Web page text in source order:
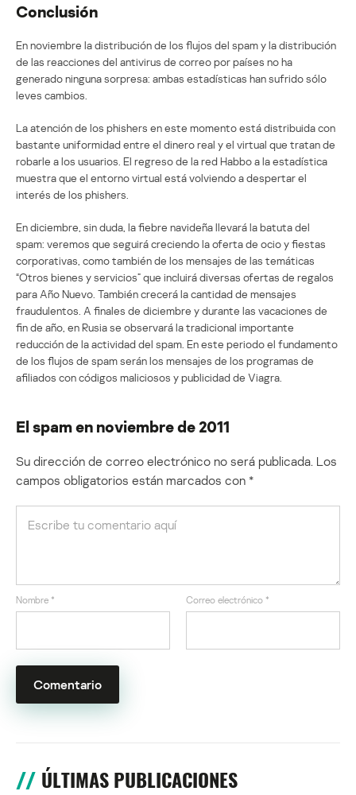
Conclusión
En noviembre la distribución de los flujos del spam y la distribución
de las reacciones del antivirus de correo por países no ha
generado ninguna sorpresa: ambas estadísticas han sufrido sólo
leves cambios.
La atención de los phishers en este momento está distribuida con
bastante uniformidad entre el dinero real y el virtual que tratan de
robarle a los usuarios. El regreso de la red Habbo a la estadística
muestra que el entorno virtual está volviendo a despertar el
interés de los phishers.
En diciembre, sin duda, la fiebre navideña llevará la batuta del
spam: veremos que seguirá creciendo la oferta de ocio y fiestas
corporativas, como también de los mensajes de las temáticas
“Otros bienes y servicios” que incluirá diversas ofertas de regalos
para Año Nuevo. También crecerá la cantidad de mensajes
fraudulentos. A finales de diciembre y durante las vacaciones de
fin de año, en Rusia se observará la tradicional importante
reducción de la actividad del spam. En este periodo el fundamento
de los flujos de spam serán los mensajes de los programas de
afiliados con códigos maliciosos y publicidad de Viagra.
El spam en noviembre de 2011
Su dirección de correo electrónico no será publicada. Los
campos obligatorios están marcados con *
Nombre * Correo electrónico *
ÚLTIMAS PUBLICACIONES